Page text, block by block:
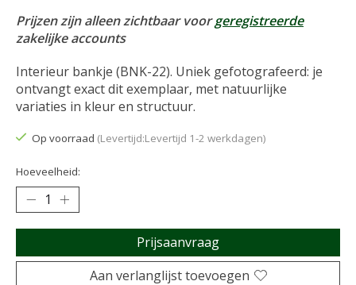
Prijzen zijn alleen zichtbaar voorgeregistreerde
zakelijke accounts
Interieur bankje (BNK-22). Uniek gefotografeerd: je
ontvangt exact dit exemplaar, met natuurlijke
variaties in kleur en structuur.
Op voorraad (Levertijd:Levertijd 1-2 werkdagen)
Hoeveelheid:
Prijsaanvraag
Aan verlanglijst toevoegen